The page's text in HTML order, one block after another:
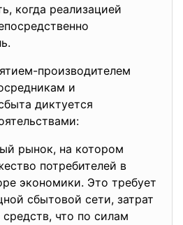
когда реализацией
производителем
и
диктуется
рынок, на котором
потребителей в
экономики. Это требует
сбытовой сети, затрат
средств, что по силам